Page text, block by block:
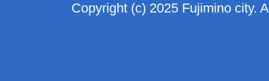
Copyright (c) 2025 Fujimino city.